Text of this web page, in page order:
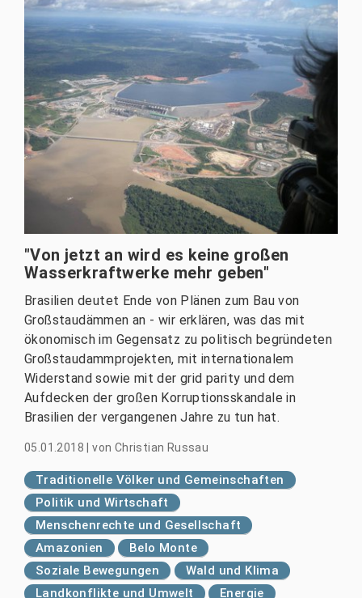
"Von jetzt an wird es keine großen
Wasserkraftwerke mehr geben"
Brasilien deutet Ende von Plänen zum Bau von
Großstaudämmen an - wir erklären, was das mit
ökonomisch im Gegensatz zu politisch begründeten
Großstaudammprojekten, mit internationalem
Widerstand sowie mit der grid parity und dem
Aufdecken der großen Korruptionsskandale in
Brasilien der vergangenen Jahre zu tun hat.
05.01.2018 |von Christian Russau
Traditionelle Völker und Gemeinschaften
Politik und Wirtschaft
Menschenrechte und Gesellschaft
Amazonien
Belo Monte
Soziale Bewegungen
Wald und Klima
Landkonflikte und Umwelt
Energie